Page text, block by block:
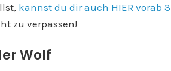
kannst du dir auch HIER vorab 3
zu verpassen!
Wolf